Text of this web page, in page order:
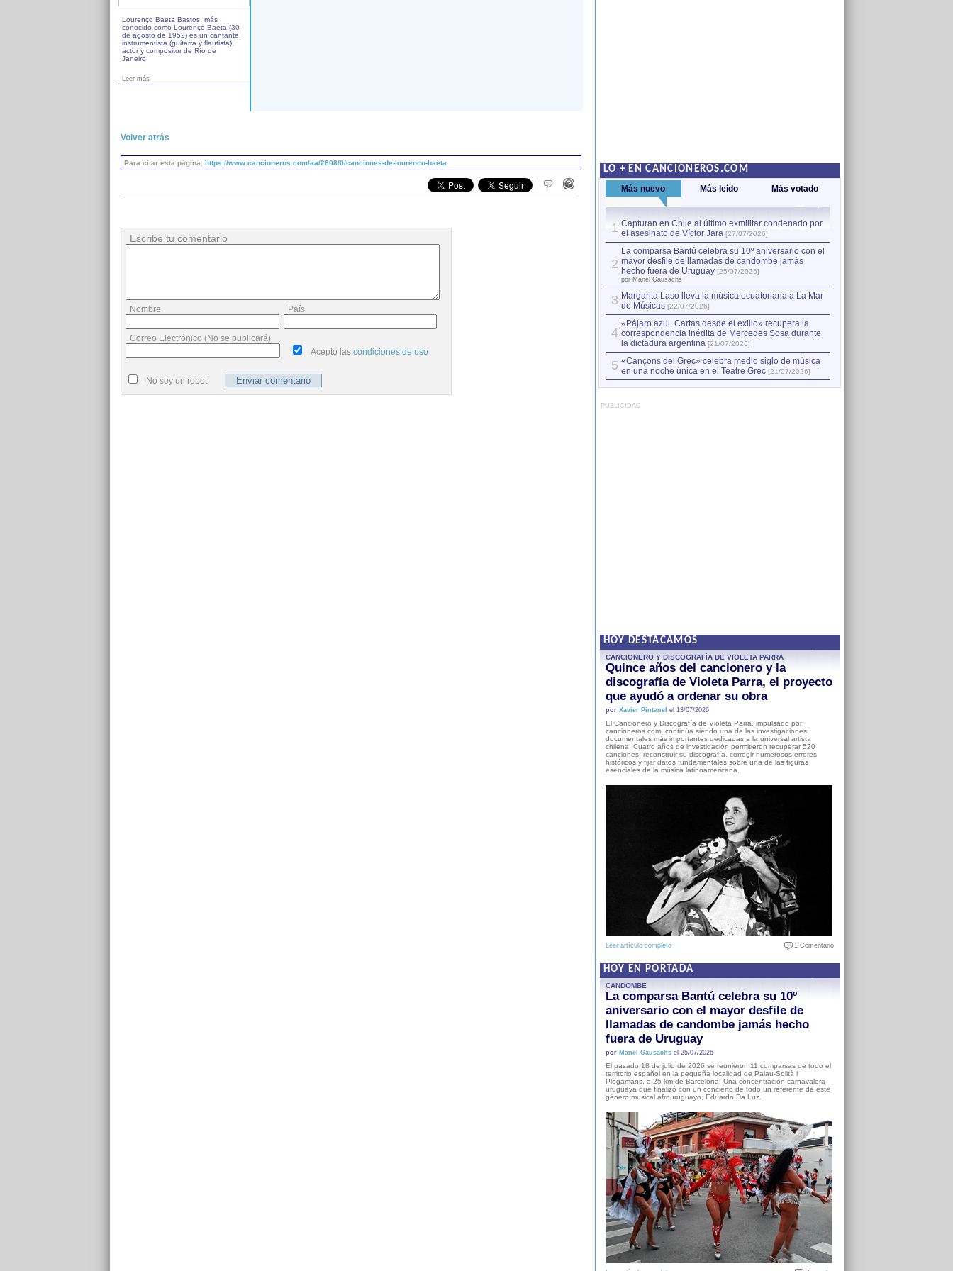
Lourenço Baeta Bastos, más
conocido como Lourenço Baeta (30
de agosto de 1952) es un cantante,
instrumentista (guitarra y flautista),
actor y compositor de Río de
Janeiro.
Leer más
Volver atrás
Para citar esta página: https://www.cancioneros.com/aa/2808/0/canciones-de-lourenco-baeta
Escribe tu comentario
Nombre País
Correo Electrónico (No se publicará)
Acepto las condiciones de uso
No soy un robot
LO + EN CANCIONEROS.COM
Más nuevo Más leído Más votado
1 Capturan en Chile al último exmilitar condenado por
el asesinato de Víctor Jara [27/07/2026]
2
La comparsa Bantú celebra su 10º aniversario con el
mayor desfile de llamadas de candombe jamás
hecho fuera de Uruguay [25/07/2026]
por Manel Gausachs
3 Margarita Laso lleva la música ecuatoriana a La Mar
de Músicas [22/07/2026]
4
«Pájaro azul. Cartas desde el exilio» recupera la
correspondencia inédita de Mercedes Sosa durante
la dictadura argentina [21/07/2026]
5 «Cançons del Grec» celebra medio siglo de música
en una noche única en el Teatre Grec [21/07/2026]
PUBLICIDAD
HOY DESTACAMOS
CANCIONERO Y DISCOGRAFÍA DE VIOLETA PARRA
Quince años del cancionero y la
discografía de Violeta Parra, el proyecto
que ayudó a ordenar su obra
por Xavier Pintanel el 13/07/2026
El Cancionero y Discografía de Violeta Parra, impulsado por
cancioneros.com, continúa siendo una de las investigaciones
documentales más importantes dedicadas a la universal artista
chilena. Cuatro años de investigación permitieron recuperar 520
canciones, reconstruir su discografía, corregir numerosos errores
históricos y fijar datos fundamentales sobre una de las figuras
esenciales de la música latinoamericana.
Leer artículo completo 1 Comentario
HOY EN PORTADA
CANDOMBE
La comparsa Bantú celebra su 10º
aniversario con el mayor desfile de
llamadas de candombe jamás hecho
fuera de Uruguay
por Manel Gausachsel 25/07/2026
El pasado 18 de julio de 2026 se reunieron 11 comparsas de todo el
territorio español en la pequeña localidad de Palau-Solità i
Plegamans, a 25 km de Barcelona. Una concentración carnavalera
uruguaya que finalizó con un concierto de todo un referente de este
género musical afrouruguayo, Eduardo Da Luz.